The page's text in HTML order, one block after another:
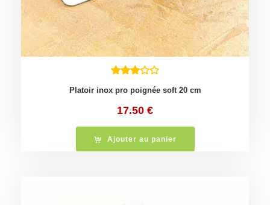
Platoir inox pro poignée soft 20 cm
17.50 €
Ajouter au panier